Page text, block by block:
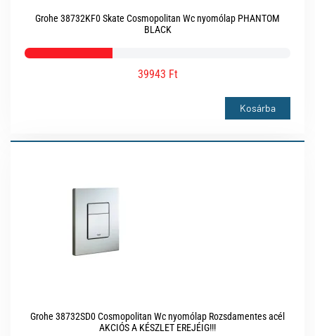
Grohe 38732KF0 Skate Cosmopolitan Wc nyomólap PHANTOM
BLACK
39943 Ft
Kosárba
Grohe 38732SD0 Cosmopolitan Wc nyomólap Rozsdamentes acél
AKCIÓS A KÉSZLET EREJÉIG!!!